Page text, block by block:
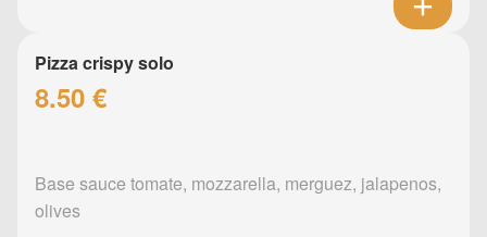
Pizza crispy solo
8.50 €
Base sauce tomate, mozzarella, merguez, jalapenos,
olives